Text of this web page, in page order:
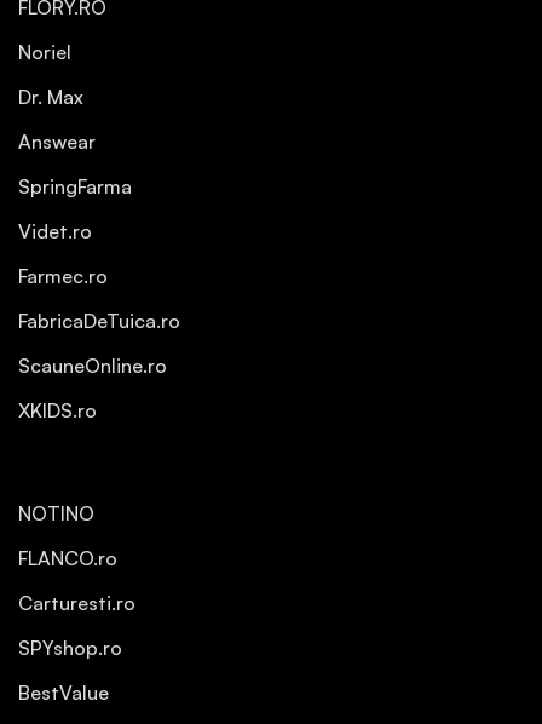
FLORY.RO
Noriel
Dr. Max
Answear
SpringFarma
Videt.ro
Farmec.ro
FabricaDeTuica.ro
ScauneOnline.ro
XKIDS.ro
NOTINO
FLANCO.ro
Carturesti.ro
SPYshop.ro
BestValue